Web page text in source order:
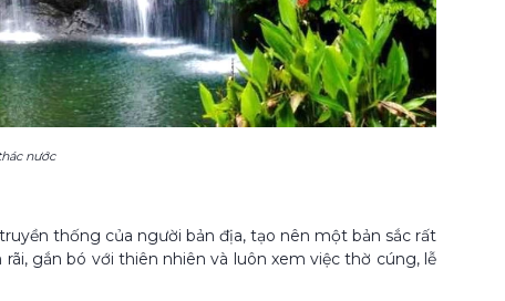
nước
thống của người bản địa, tạo nên một bản sắc rất
gắn bó với thiên nhiên và luôn xem việc thờ cúng, lễ